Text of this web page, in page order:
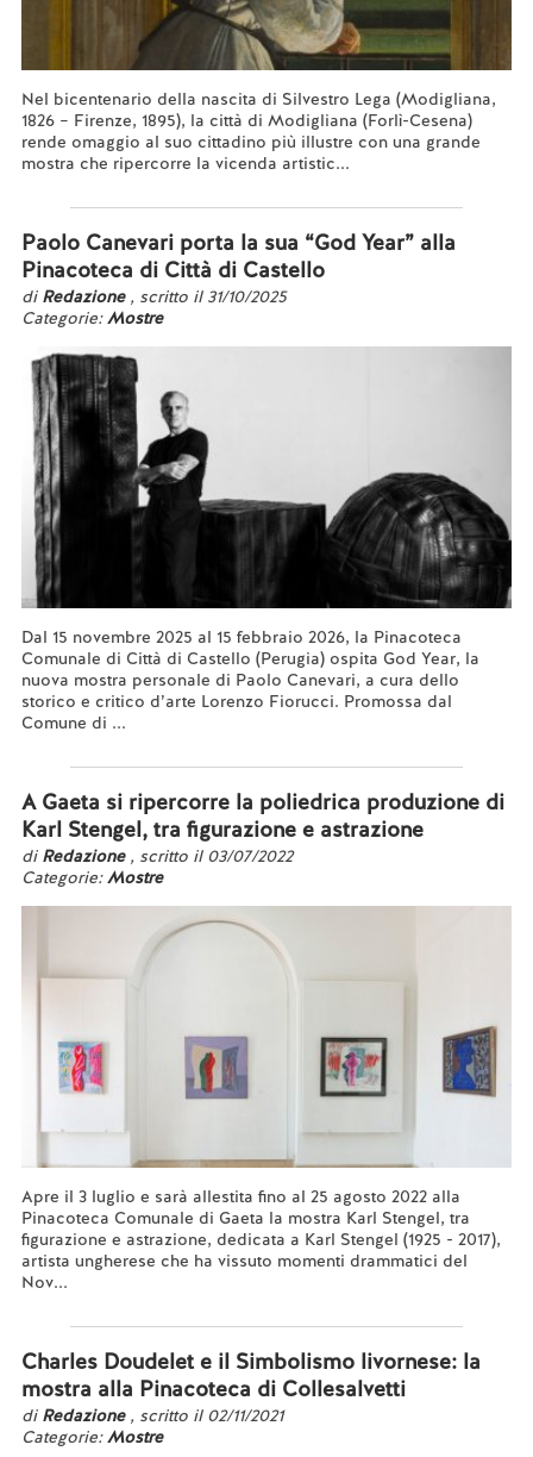
Nel bicentenario della nascita di Silvestro Lega (Modigliana,
1826 – Firenze, 1895), la città di Modigliana (Forlì-Cesena)
rende omaggio al suo cittadino più illustre con una grande
mostra che ripercorre la vicenda artistic...
Paolo Canevari porta la sua “God Year” alla
Pinacoteca di Città di Castello
di Redazione , scritto il 31/10/2025
Categorie:Mostre
Dal 15 novembre 2025 al 15 febbraio 2026, la Pinacoteca
Comunale di Città di Castello (Perugia) ospita God Year, la
nuova mostra personale di Paolo Canevari, a cura dello
storico e critico d’arte Lorenzo Fiorucci. Promossa dal
Comune di ...
A Gaeta si ripercorre la poliedrica produzione di
Karl Stengel, tra figurazione e astrazione
di Redazione , scritto il 03/07/2022
Categorie:Mostre
Apre il 3 luglio e sarà allestita fino al 25 agosto 2022 alla
Pinacoteca Comunale di Gaeta la mostra Karl Stengel, tra
figurazione e astrazione, dedicata a Karl Stengel (1925 - 2017),
artista ungherese che ha vissuto momenti drammatici del
Nov...
Charles Doudelet e il Simbolismo livornese: la
mostra alla Pinacoteca di Collesalvetti
di Redazione , scritto il 02/11/2021
Categorie:Mostre